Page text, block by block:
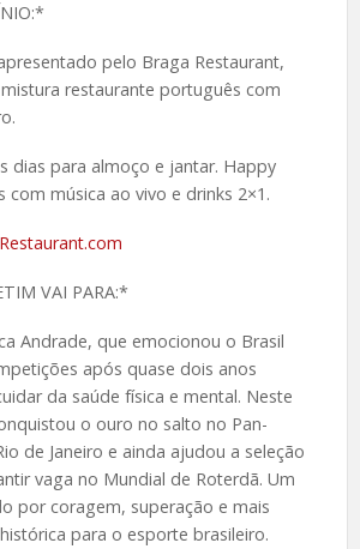
pelo Braga Restaurant,
restaurante português com
dias para almoço e jantar. Happy
com música ao vivo e drinks 2×1.
VAI PARA:*
Andrade, que emocionou o Brasil
após quase dois anos
da saúde física e mental. Neste
o ouro no salto no Pan-
de Janeiro e ainda ajudou a seleção
vaga no Mundial de Roterdã. Um
por coragem, superação e mais
para o esporte brasileiro.